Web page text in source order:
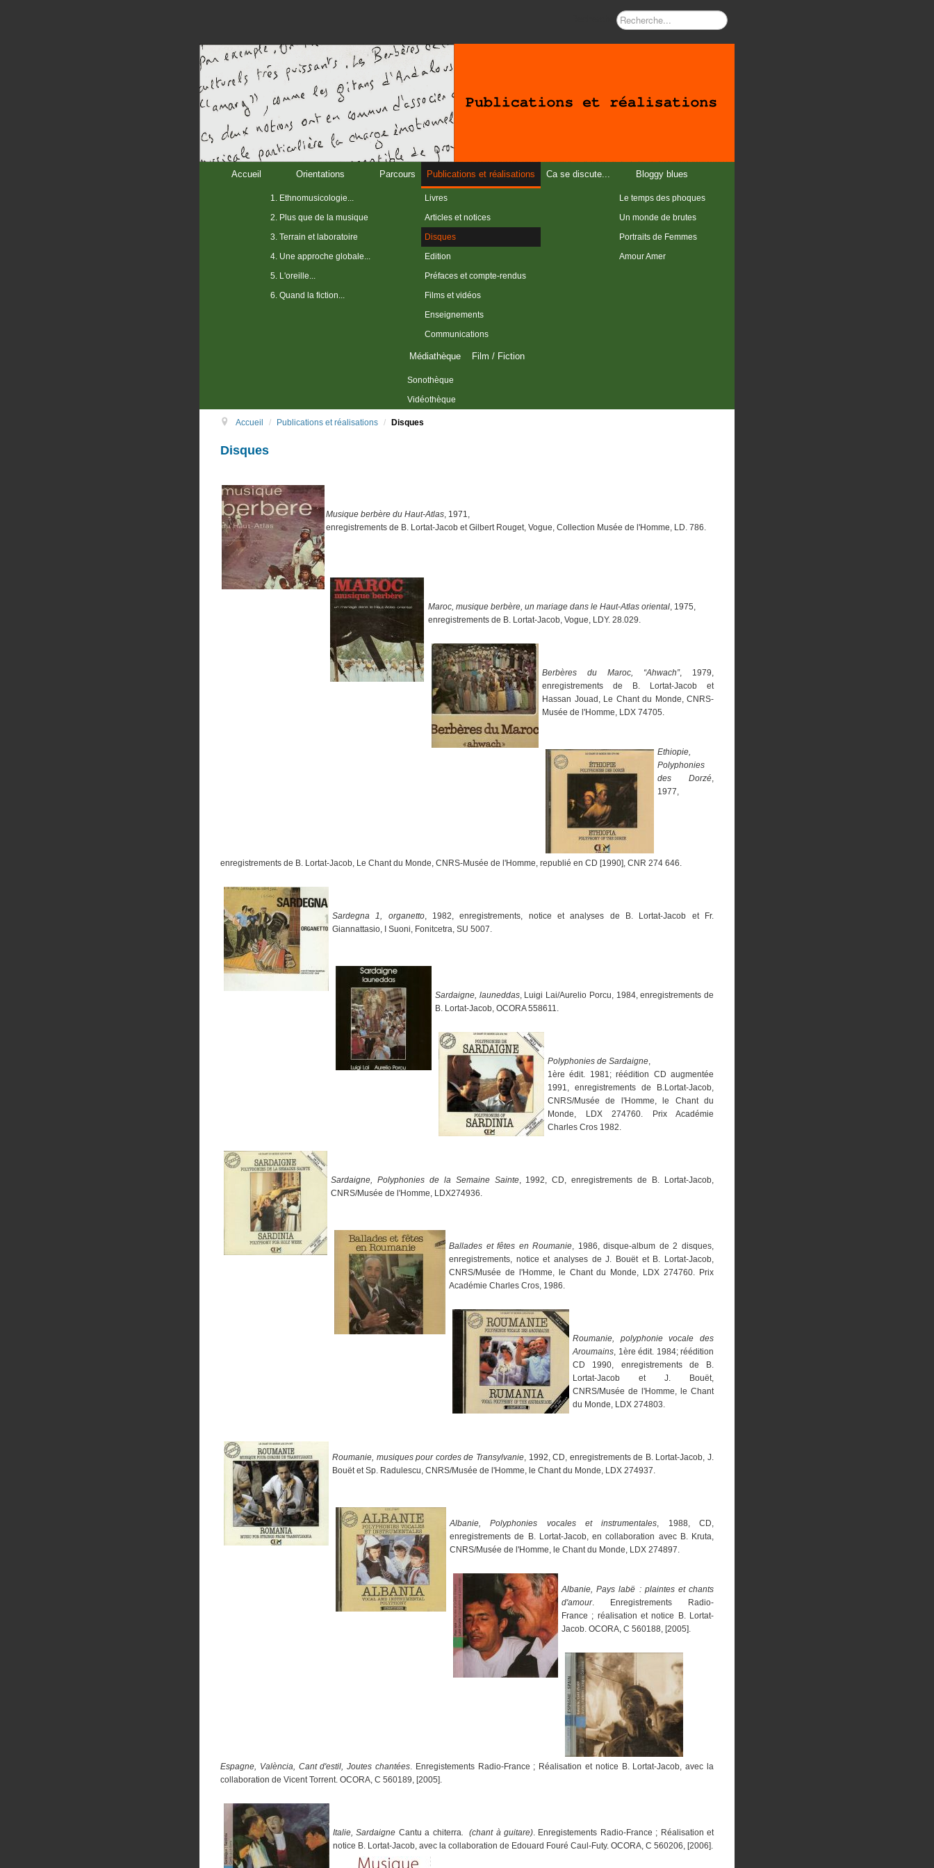
Accueil Orientations
1. Ethnomusicologie...
2. Plus que de la musique
3. Terrain et laboratoire
4. Une approche globale...
5. L'oreille...
6. Quand la fiction...
Parcours Publications et réalisations
Livres
Articles et notices
Disques
Edition
Préfaces et compte-rendus
Films et vidéos
Enseignements
Communications
Ca se discute... Bloggy blues
Le temps des phoques
Un monde de brutes
Portraits de Femmes
Amour Amer
Médiathèque
Sonothèque
Vidéothèque
Film / Fiction
Accueil / Publications et réalisations / Disques
Disques
Musique berbère du Haut-Atlas, 1971,
enregistrements de B. Lortat-Jacob et Gilbert Rouget, Vogue, Collection Musée de l'Homme, LD. 786.
Maroc, musique berbère, un mariage dans le Haut-Atlas oriental, 1975,
enregistrements de B. Lortat-Jacob, Vogue, LDY. 28.029.
Berbères du Maroc, “Ahwach”, 1979,
enregistrements de B. Lortat-Jacob et
Hassan Jouad, Le Chant du Monde, CNRS-
Musée de l'Homme, LDX 74705.
Ethiopie,
Polyphonies
des Dorzé,
1977,
enregistrements de B. Lortat-Jacob, Le Chant du Monde, CNRS-Musée de l'Homme, republié en CD [1990], CNR 274 646.
Sardegna 1, organetto, 1982, enregistrements, notice et analyses de B. Lortat-Jacob et Fr.
Giannattasio, I Suoni, Fonitcetra, SU 5007.
Sardaigne, launeddas, Luigi Lai/Aurelio Porcu, 1984, enregistrements de
B. Lortat-Jacob, OCORA 558611.
Polyphonies de Sardaigne,
1ère édit. 1981; réédition CD augmentée
1991, enregistrements de B.Lortat-Jacob,
CNRS/Musée de l'Homme, le Chant du
Monde, LDX 274760. Prix Académie
Charles Cros 1982.
Sardaigne, Polyphonies de la Semaine Sainte, 1992, CD, enregistrements de B. Lortat-Jacob,
CNRS/Musée de l'Homme, LDX274936.
Ballades et fêtes en Roumanie, 1986, disque-album de 2 disques,
enregistrements, notice et analyses de J. Bouët et B. Lortat-Jacob,
CNRS/Musée de l'Homme, le Chant du Monde, LDX 274760. Prix
Académie Charles Cros, 1986.
Roumanie, polyphonie vocale des
Aroumains, 1ère édit. 1984; réédition
CD 1990, enregistrements de B.
Lortat-Jacob et J. Bouët,
CNRS/Musée de l'Homme, le Chant
du Monde, LDX 274803.
Roumanie, musiques pour cordes de Transylvanie, 1992, CD, enregistrements de B. Lortat-Jacob, J.
Bouët et Sp. Radulescu, CNRS/Musée de l'Homme, le Chant du Monde, LDX 274937.
Albanie, Polyphonies vocales et instrumentales, 1988, CD,
enregistrements de B. Lortat-Jacob, en collaboration avec B. Kruta,
CNRS/Musée de l'Homme, le Chant du Monde, LDX 274897.
Albanie, Pays labë : plaintes et chants
d'amour. Enregistrements Radio-
France ; réalisation et notice B. Lortat-
Jacob. OCORA, C 560188, [2005].
Espagne, València, Cant d'estil, Joutes chantées. Enregistements Radio-France ; Réalisation et notice B. Lortat-Jacob, avec la
collaboration de Vicent Torrent. OCORA, C 560189, [2005].
Italie, Sardaigne Cantu a chiterra. (chant à guitare). Enregistements Radio-France ; Réalisation et
notice B. Lortat-Jacob, avec la collaboration de Edouard Fouré Caul-Futy. OCORA, C 560206, [2006].